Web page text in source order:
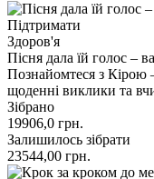
Підтримати
Здоров'я
Пісня дала їй голос –
Познайомтеся з Кірою
щоденні виклики та
Зібрано
19906,0 грн.
Залишилось зібрати
23544,00 грн.